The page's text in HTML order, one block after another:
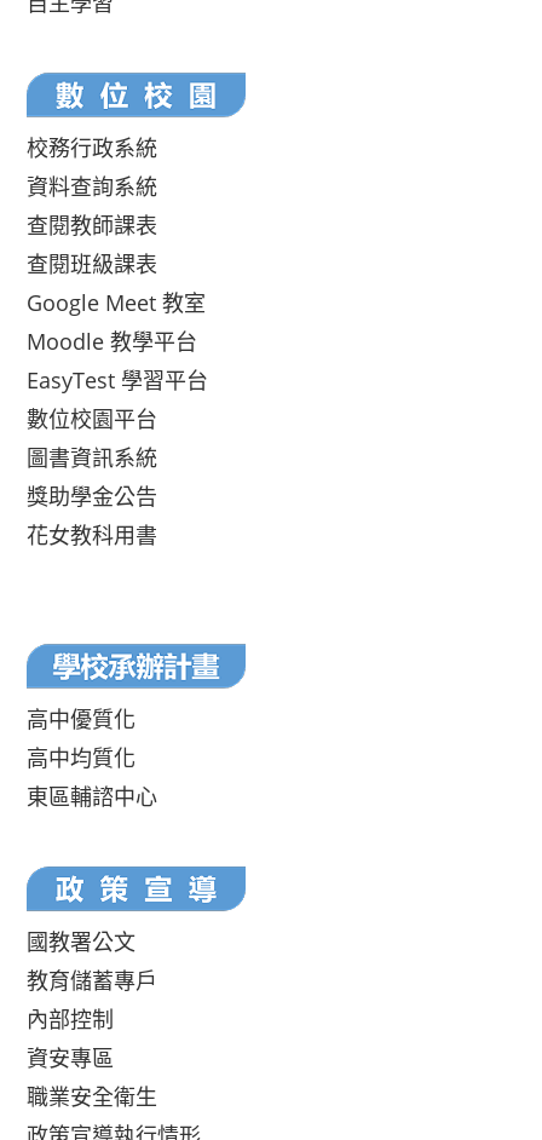
校務行政系統
資料查詢系統
查閱教師課表
查閱班級課表
Google Meet 教室
Moodle 教學平台
EasyTest 學習平台
數位校園平台
圖書資訊系統
獎助學金公告
花女教科用書
高中優質化
高中均質化
東區輔諮中心
國教署公文
教育儲蓄專戶
內部控制
資安專區
職業安全衛生